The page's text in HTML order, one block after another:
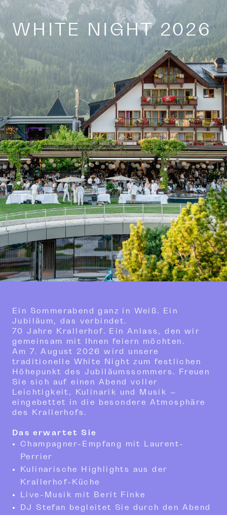
WHITE NIGHT 2026
Ein Sommerabend ganz in Weiß. Ein
Jubiläum, das verbindet.
70 Jahre Krallerhof. Ein Anlass, den wir
gemeinsam mit Ihnen feiern möchten.
Am 7. August 2026 wird unsere
traditionelle White Night zum festlichen
Höhepunkt des Jubiläumssommers. Freuen
Sie sich auf einen Abend voller
Leichtigkeit, Kulinarik und Musik –
eingebettet in die besondere Atmosphäre
des Krallerhofs.
Das erwartet Sie
Champagner-Empfang mit Laurent-
Perrier
Kulinarische Highlights aus der
Krallerhof-Küche
Live-Musik mit Berit Finke
DJ Stefan begleitet Sie durch den Abend